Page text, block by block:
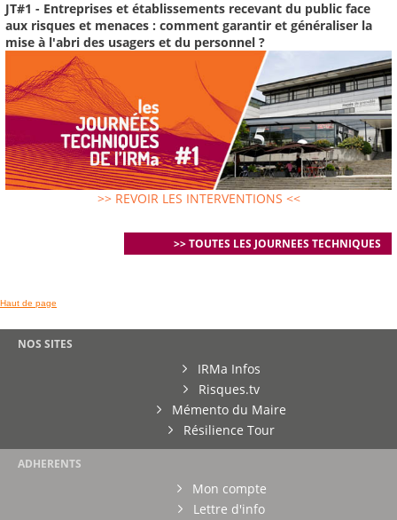
JT#1 - Entreprises et établissements recevant du public face
aux risques et menaces : comment garantir et généraliser la
mise à l'abri des usagers et du personnel ?
>> REVOIR LES INTERVENTIONS <<
>> TOUTES LES JOURNEES TECHNIQUES
Haut de page
NOS SITES
IRMa Infos
Risques.tv
Mémento du Maire
Résilience Tour
ADHERENTS
Mon compte
Lettre d'info